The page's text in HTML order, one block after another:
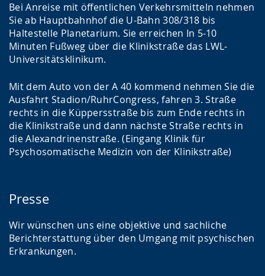
Bei Anreise mit öffentlichen Verkehrsmitteln nehmen
Sie ab Hauptbahnhof die U-Bahn 308/318 bis
Haltestelle Planetarium. Sie erreichen In 5-10
Minuten Fußweg über die Klinikstraße das LWL-
Universitätsklinikum.
Mit dem Auto von der A 40 kommend nehmen Sie die
Ausfahrt Stadion/RuhrCongress, fahren 3. Straße
rechts in die Küppersstraße bis zum Ende rechts in
die Klinikstraße und dann nächste Straße rechts in
die Alexandrinenstraße. (Eingang Klinik für
Psychosomatische Medizin von der Klinikstraße)
Presse
Wir wünschen uns eine objektive und sachliche
Berichterstattung über den Umgang mit psychischen
Erkrankungen.